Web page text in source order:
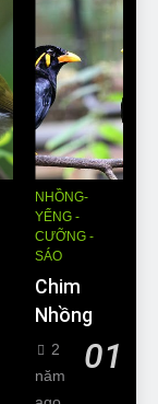
NHỒNG-
YỂNG -
CƯỠNG -
SÁO
Chim
Nhồng
01
2
năm